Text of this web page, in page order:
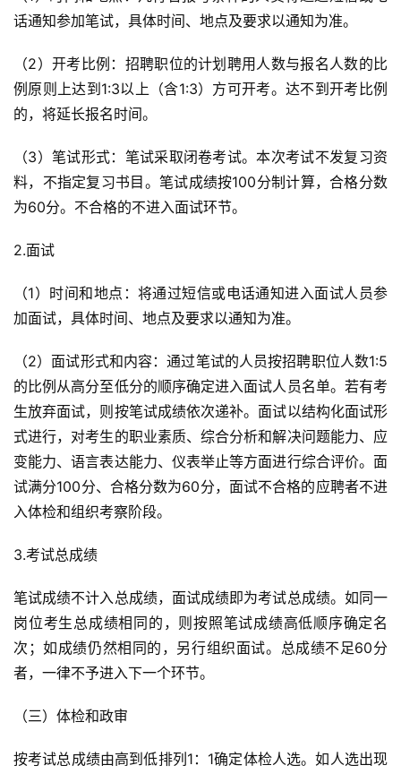
话通知参加笔试，具体时间、地点及要求以通知为准。
（2）开考比例：招聘职位的计划聘用人数与报名人数的比
例原则上达到1:3以上（含1:3）方可开考。达不到开考比例
的，将延长报名时间。
（3）笔试形式：笔试采取闭卷考试。本次考试不发复习资
料，不指定复习书目。笔试成绩按100分制计算，合格分数
为60分。不合格的不进入面试环节。
2.面试
（1）时间和地点：将通过短信或电话通知进入面试人员参
加面试，具体时间、地点及要求以通知为准。
（2）面试形式和内容：通过笔试的人员按招聘职位人数1:5
的比例从高分至低分的顺序确定进入面试人员名单。若有考
生放弃面试，则按笔试成绩依次递补。面试以结构化面试形
式进行，对考生的职业素质、综合分析和解决问题能力、应
变能力、语言表达能力、仪表举止等方面进行综合评价。面
试满分100分、合格分数为60分，面试不合格的应聘者不进
入体检和组织考察阶段。
3.考试总成绩
笔试成绩不计入总成绩，面试成绩即为考试总成绩。如同一
岗位考生总成绩相同的，则按照笔试成绩高低顺序确定名
次；如成绩仍然相同的，另行组织面试。总成绩不足60分
者，一律不予进入下一个环节。
（三）体检和政审
按考试总成绩由高到低排列1：1确定体检人选。如人选出现